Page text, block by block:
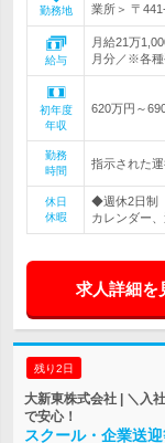
勤務地
業所＞ 〒
給与
月給21万
月分／※各種
初年度
年収
620万円～
勤務
時間
指示された
休日
休暇
◆週休2日制
カレンダー
求人詳細を
残り2日
大新東株式会社 | ＼入
で安心！
スクール・企業送